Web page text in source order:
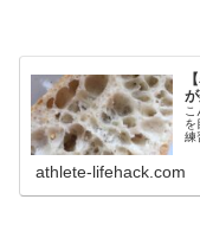
こ
を
練
athlete-lifehack.com